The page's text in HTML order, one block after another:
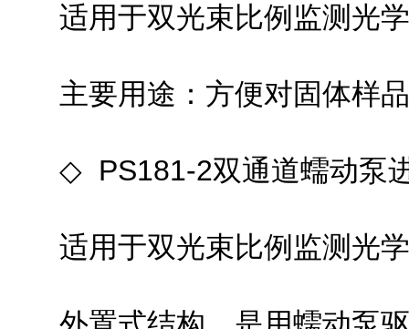
适用于双光束比例监测光学系
主要用途：方便对固体样
◇ PS181-2双通道蠕动泵
适用于双光束比例监测光学